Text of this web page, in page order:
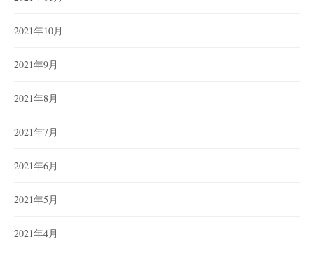
2021年10月
2021年9月
2021年8月
2021年7月
2021年6月
2021年5月
2021年4月